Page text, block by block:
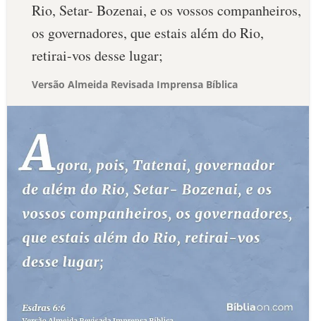
Rio, Setar- Bozenai, e os vossos companheiros,
os governadores, que estais além do Rio,
retirai-vos desse lugar;
Versão Almeida Revisada Imprensa Bíblica